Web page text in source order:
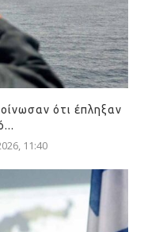
ότι έπληξαν
11:40